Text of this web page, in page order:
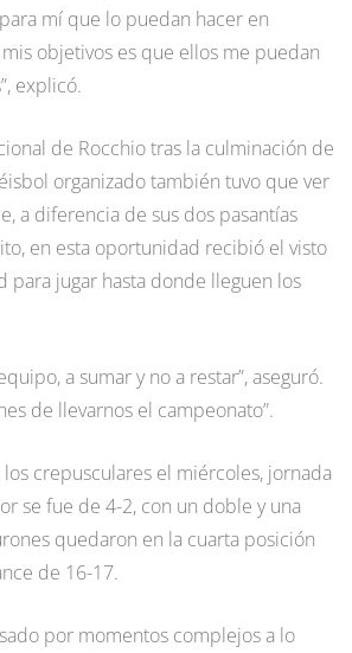
mí que lo puedan hacer en
objetivos es que ellos me puedan
explicó.
de Rocchio tras la culminación de
organizado también tuvo que ver
a diferencia de sus dos pasantías
en esta oportunidad recibió el visto
para jugar hasta donde lleguen los
a sumar y no a restar”, aseguró.
de llevarnos el campeonato”.
crepusculares el miércoles, jornada
se fue de 4-2, con un doble y una
quedaron en la cuarta posición
de 16-17.
por momentos complejos a lo